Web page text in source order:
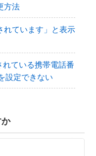
方法
れています」と表示
れている携帯電話番
設定できない